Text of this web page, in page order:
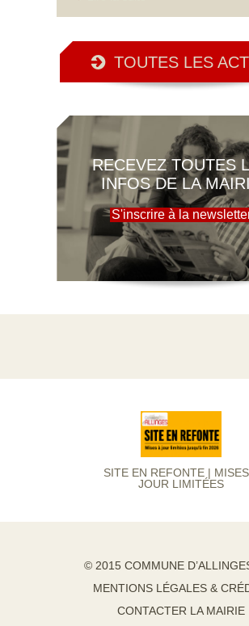
TOUTES LES
RECEVEZ TOUTES
INFOS DE LA
S'inscrire à la
SITE EN REFONTE |
JOUR LIMITÉES
© 2015 COMMUNE
MENTIONS LÉGALES &
CONTACTER LA MAIRIE